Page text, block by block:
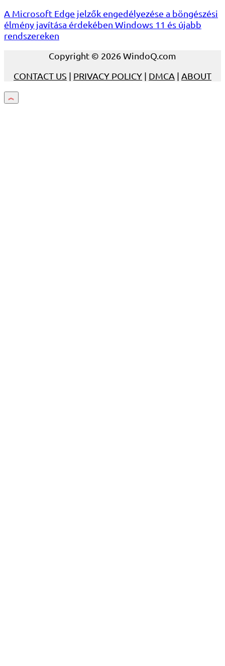
A Microsoft Edge jelzők engedélyezése a böngészési
élmény javítása érdekében Windows 11 és újabb
rendszereken
Copyright © 2026 WindoQ.com
CONTACT US | PRIVACY POLICY | DMCA | ABOUT